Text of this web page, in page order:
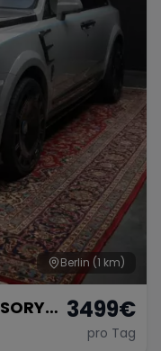
Berlin (1 km)
3499€
pro Tag